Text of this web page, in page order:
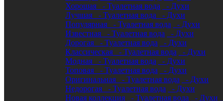
Хорошая
- Туалетная вода
- Духи
Лучшая
- Туалетная вода
- Духи
Популярная
- Туалетная вода
- Духи
Известная
- Туалетная вода
- Духи
Дорогая
- Туалетная вода
- Духи
Классическая
- Туалетная вода
- Духи
Модная
- Туалетная вода
- Духи
Топовая
- Туалетная вода
- Духи
Оригинальная
- Туалетная вода
- Духи
Недорогая
- Туалетная вода
- Духи
Новая коллекция
- Туалетная вода - Духи